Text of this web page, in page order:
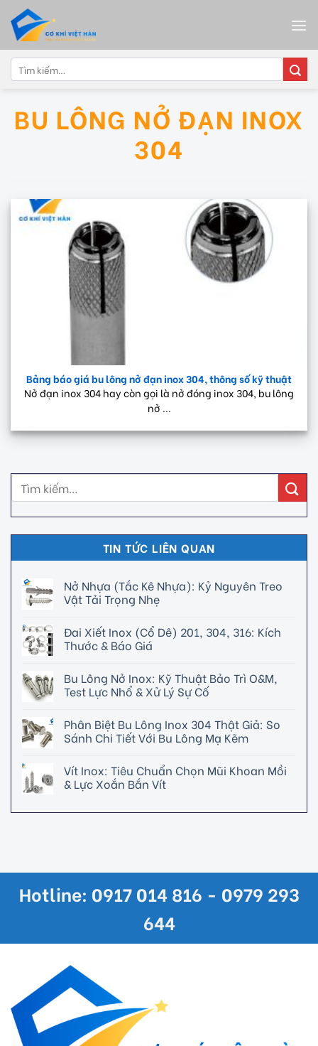
content
Tìm
kiếm:
BU LÔNG NỞ ĐẠN INOX
304
Bảng báo giá bu lông nở đạn inox 304, thông số kỹ thuật
Nở đạn inox 304 hay còn gọi là nở đóng inox 304, bu lông
nở ...
TIN TỨC LIÊN QUAN
Nở Nhựa (Tắc Kê Nhựa): Kỷ Nguyên Treo
Vật Tải Trọng Nhẹ
Đai Xiết Inox (Cổ Dê) 201, 304, 316: Kích
Thước & Báo Giá
Bu Lông Nở Inox: Kỹ Thuật Bảo Trì O&M,
Test Lực Nhổ & Xử Lý Sự Cố
Phân Biệt Bu Lông Inox 304 Thật Giả: So
Sánh Chi Tiết Với Bu Lông Mạ Kẽm
Vít Inox: Tiêu Chuẩn Chọn Mũi Khoan Mồi
& Lực Xoắn Bắn Vít
Hotline: 0917 014 816 - 0979 293
644